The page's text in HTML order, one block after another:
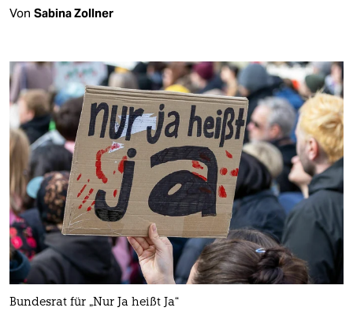
Von Sabina Zollner
Bundesrat für „Nur Ja heißt Ja“